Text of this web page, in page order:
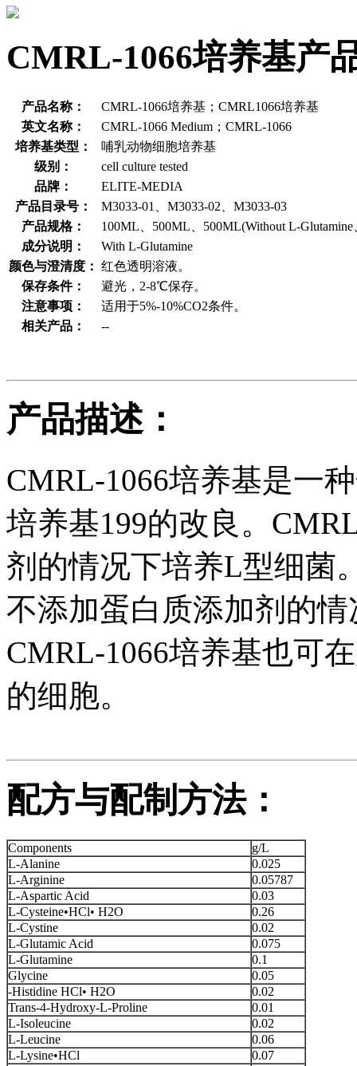
CMRL-1066培养基产
产品名称：
CMRL-1066培养基；CMRL1066培养基
英文名称：
CMRL-1066 Medium；CMRL-1066
培养基类型：
哺乳动物细胞培养基
级别：
cell culture tested
品牌：
ELITE-MEDIA
产品目录号：
M3033-01、M3033-02、M3033-03
产品规格：
100ML、500ML、500ML(Without L-Glutamine
成分说明：
With L-Glutamine
颜色与澄清度： 红色透明溶液。
保存条件：
避光，2-8℃保存。
注意事项：
适用于5%-10%CO2条件。
相关产品：
--
产品描述：
CMRL-1066培养基是一
培养基199的改良。
剂的情况下培养L型细菌
不添加蛋白质添加剂的
CMRL-1066培养基也可
的细胞。
配方与配制方法：
Components
g/L
L-Alanine
0.025
L-Arginine
0.05787
L-Aspartic Acid
0.03
L-Cysteine•HCl• H2O
0.26
L-Cystine
0.02
L-Glutamic Acid
0.075
L-Glutamine
0.1
Glycine
0.05
-Histidine HCl• H2O
0.02
Trans-4-Hydroxy-L-Proline
0.01
L-Isoleucine
0.02
L-Leucine
0.06
L-Lysine•HCl
0.07